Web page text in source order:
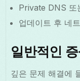
Private DNS 또
업데이트 후 네
일반적인
깊은 문제 해결에